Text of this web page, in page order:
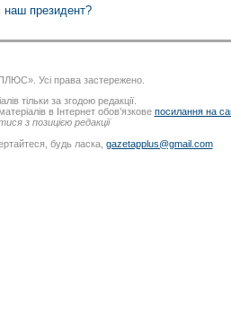
наш президент?
Усі права застережено.
тільки за згодою редакції.
в Інтернет обов’язкове посилання на
з позицією редакції
будь ласка, gazetapplus@gmail.com